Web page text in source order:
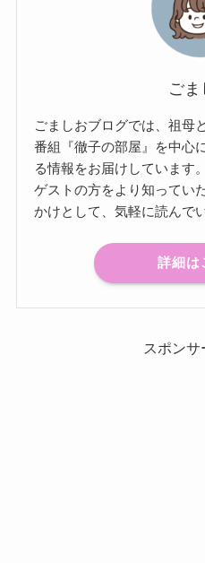
ごま
ごましおブログでは、祖母
番組『徹子の部屋』を中心
る情報をお届けしています。
ゲストの方をより知ってい
かけとして、気軽に読んで
詳細は
スポンサ